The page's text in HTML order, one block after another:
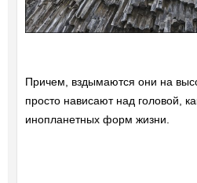
Причем, вздымаются они на
просто нависают над головой,
инопланетных форм жизни.